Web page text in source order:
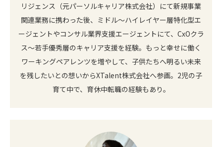
リジェンス（元パーソルキャリア株式会社）にて新規事業
関連業務に携わった後、ミドル～ハイレイヤー層特化型エ
ージェントやコンサル業界支援エージェントにて、CxOクラ
ス～若手優秀層のキャリア支援を経験。もっと幸せに働く
ワーキングペアレンツを増やして、子供たちへ明るい未来
を残したいとの想いからXTalent株式会社へ参画。2児の子
育て中で、育休中転職の経験もあり。